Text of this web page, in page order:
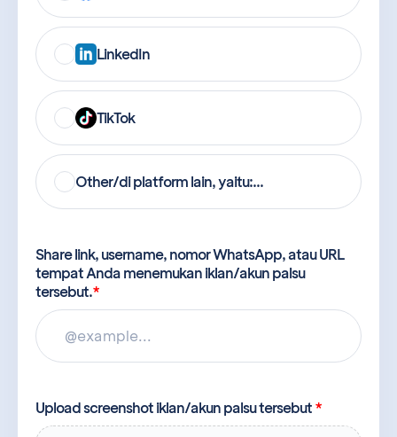
LinkedIn
TikTok
Other/di platform lain, yaitu:...
Share link, username, nomor WhatsApp, atau URL
tempat Anda menemukan iklan/akun palsu
tersebut.*
Upload screenshot iklan/akun palsu tersebut*